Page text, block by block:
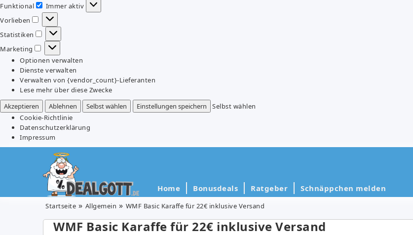
Funktional
Funktional
Immer aktiv
Vorlieben
Vorlieben
Statistiken
Statistiken
Marketing
Marketing
Optionen verwalten
Dienste verwalten
Verwalten von {vendor_count}-Lieferanten
Lese mehr über diese Zwecke
Akzeptieren
Ablehnen Selbst wählen Einstellungen speichern
Selbst wählen
Cookie-Richtlinie
Datenschutzerklärung
Impressum
Home Bonusdeals Ratgeber Schnäppchen melden
Startseite Allgemein WMF Basic Karaffe für 22€ inklusive Versand
WMF Basic Karaffe für 22€ inklusive Versand